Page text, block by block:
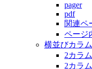
pager
pdf
関連ペ
ページ
横並びカラム
2カラ
2カラ